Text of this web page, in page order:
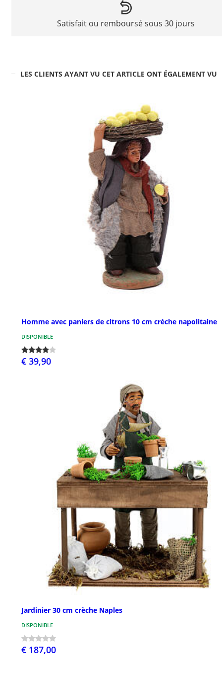
Satisfait ou remboursé sous 30 jours
LES CLIENTS AYANT VU CET ARTICLE ONT ÉGALEMENT VU
Homme avec paniers de citrons 10 cm crèche napolitaine
DISPONIBLE
€ 39,90
Jardinier 30 cm crèche Naples
DISPONIBLE
€ 187,00